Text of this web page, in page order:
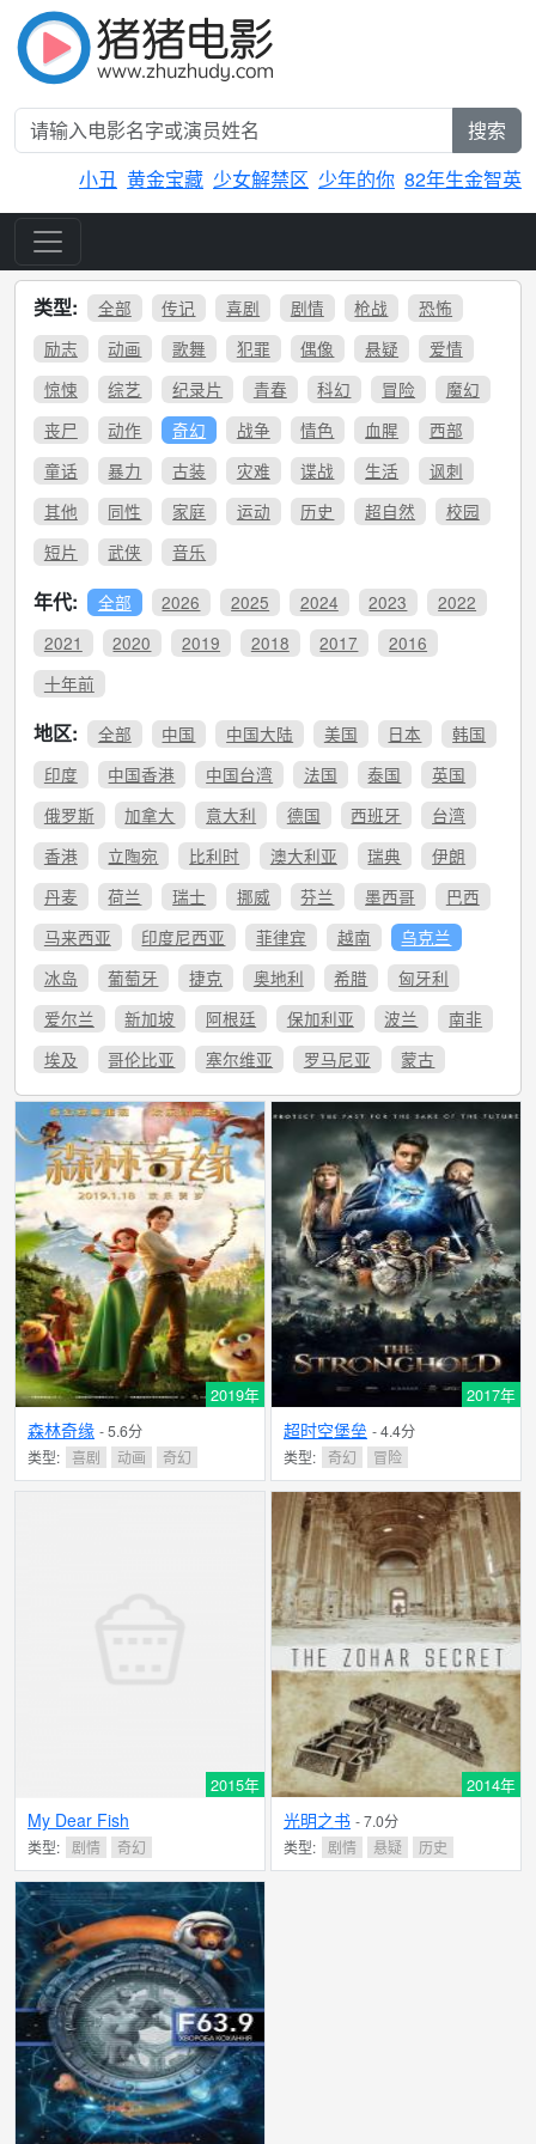
搜索
小丑 黄金宝藏 少女解禁区 少年的你 82年生金智英
类型: 全部 传记 喜剧 剧情 枪战
恐怖
励志
动画 歌舞 犯罪 偶像 悬疑
爱情
惊悚
综艺 纪录片 青春 科幻 冒险
魔幻
丧尸
动作 奇幻 战争 情色 血腥
西部
童话
暴力 古装 灾难 谍战 生活
讽刺
其他
同性 家庭 运动 历史 超自然
校园
短片
武侠 音乐
年代: 全部 2026 2025 2024 2023
2022
2021
2020 2019 2018 2017
2016
十年前
地区: 全部 中国 中国大陆 美国 日本
韩国
印度
中国香港 中国台湾 法国 泰国
英国
俄罗斯
加拿大 意大利 德国 西班牙
台湾
香港
立陶宛 比利时 澳大利亚 瑞典
伊朗
丹麦
荷兰 瑞士 挪威 芬兰 墨西哥
巴西
马来西亚
印度尼西亚 菲律宾 越南
乌克兰
冰岛
葡萄牙 捷克 奥地利 希腊
匈牙利
爱尔兰
新加坡 阿根廷 保加利亚 波兰
南非
埃及
哥伦比亚 塞尔维亚 罗马尼亚 蒙古
2019年
森林奇缘 - 5.6分
类型: 喜剧 动画 奇幻
2017年
超时空堡垒 - 4.4分
类型: 奇幻 冒险
2015年
My Dear Fish
类型: 剧情 奇幻
2014年
光明之书 - 7.0分
类型: 剧情 悬疑 历史